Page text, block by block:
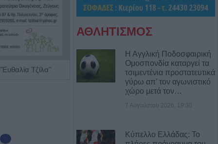
Τζίλα" Ειδικός Αλλεργιολόγος "Ηλίας Χρ. Καραμαγκιόλας"
ΑΘΛΗΤΙΣΜΟΣ
Η Αγγλική Ποδοσφαιρική
Ομοσπονδία καταργεί τα
τσιμεντένια προστατευτικά
γύρω απ’ τον αγωνιστικό
χώρο μετά τον…
7 Αυγούστου 2026, 19:30
Κύπελλο Ελλάδας: Το